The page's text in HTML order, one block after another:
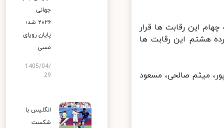
است و در رده چهام این رقابت ها قرار
۱۸ امتیازی بوده و در رده هشتم این رقابت ها
میثم صالحی، مسعود
جهانی
۲۰۲۶ شد؛
پایان رویای
مسی
1405/04/
29
انگلیس با
شکست